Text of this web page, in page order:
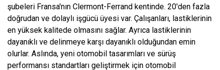
şubeleri Fransa'nın Clermont-Ferrand kentinde. 20'den fazla
doğrudan ve dolaylı işgücü üyesi var. Çalışanları, lastiklerinin
en yüksek kalitede olmasını sağlar. Ayrıca lastiklerinin
dayanıklı ve delinmeye karşı dayanıklı olduğundan emin
olurlar. Aslında, yeni otomobil tasarımları ve sürüş
performansı standartları geliştirmek için otomobil